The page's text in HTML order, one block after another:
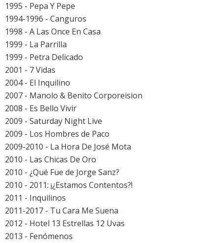
1995 - Pepa Y Pepe
1994-1996 - Canguros
1998 - A Las Once En Casa
1999 - La Parrilla
1999 - Petra Delicado
2001 - 7 Vidas
2004 - El Inquilino
2007 - Manolo & Benito Corporeision
2008 - Es Bello Vivir
2009 - Saturday Night Live
2009 - Los Hombres de Paco
2009-2010 - La Hora De José Mota
2010 - Las Chicas De Oro
2010 - ¿Qué Fue de Jorge Sanz?
2010 - 2011: ¡¿Estamos Contentos?!
2011 - Inquilinos
2011-2017 - Tu Cara Me Suena
2012 - Hotel 13 Estrellas 12 Uvas
2013 - Fenómenos